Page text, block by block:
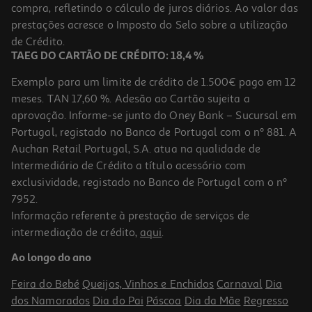
11.95 €/Lt
Price reduced from
9,95 €to
8,96 €
Promoção
Espumante Marquês De Marialva Blanc De Noir Bairrada Doc
Bruto 0.75l
13.32 €/Lt
9,99 €
compra, refletindo o cálculo de juros diários. Ao valor das
prestações acresce o Imposto do Selo sobre a utilização
de Crédito.
TAEG DO CARTÃO DE CRÉDITO: 18,4 %
Exemplo para um limite de crédito de 1.500€ pago em 12
meses. TAN 17,60 %. Adesão ao Cartão sujeita a
aprovação. Informe-se junto do Oney Bank – Sucursal em
Portugal, registado no Banco de Portugal com o nº 881. A
Auchan Retail Portugal, S.A. atua na qualidade de
Intermediário de Crédito a título acessório com
exclusividade, registado no Banco de Portugal com o nº
7952.
Informação referente à prestação de serviços de
intermediação de crédito, aqui.
Ao longo do ano
Feira do Bebé Queijos, Vinhos e Enchidos Carnaval Dia
dos Namorados Dia do Pai Páscoa Dia da Mãe Regresso